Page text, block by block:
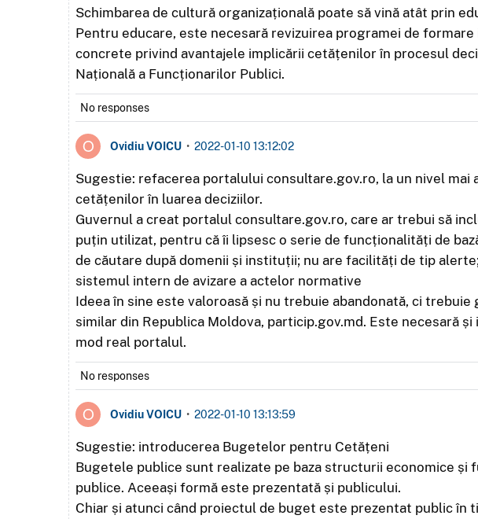
Schimbarea de cultură organizațională poate să vină atât prin
Pentru educare, este necesară revizuirea programei de
concrete privind avantajele implicării cetățenilor în procesul
Națională a Funcționarilor Publici.
No responses
Ovidiu VOICU • 2022-01-10 13:12:02
Sugestie: refacerea portalului consultare.gov.ro, la un nivel
cetățenilor în luarea deciziilor.
Guvernul a creat portalul consultare.gov.ro, care ar trebui să
puțin utilizat, pentru că îi lipsesc o serie de funcționalități de
de căutare după domenii și instituții; nu are facilități de tip
sistemul intern de avizare a actelor normative
Ideea în sine este valoroasă și nu trebuie abandonată, ci
similar din Republica Moldova, particip.gov.md. Este necesară
mod real portalul.
No responses
Ovidiu VOICU • 2022-01-10 13:13:59
Sugestie: introducerea Bugetelor pentru Cetățeni
Bugetele publice sunt realizate pe baza structurii economice
publice. Aceeași formă este prezentată și publicului.
Chiar și atunci când proiectul de buget este prezentat public